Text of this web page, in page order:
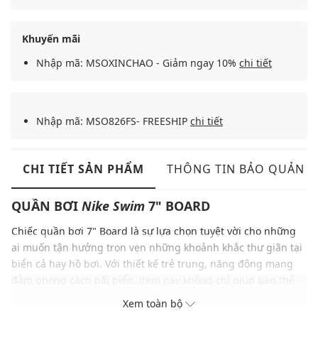
Khuyến mãi
Nhập mã: MSOXINCHAO - Giảm ngay 10% chi tiết
Nhập mã: MSO826FS- FREESHIP chi tiết
CHI TIẾT SẢN PHẨM THÔNG TIN BẢO QUẢN
QUẦN BƠI Nike Swim 7" BOARD
Chiếc quần bơi 7" Board là sự lựa chọn tuyệt vời cho những
ai muốn tận hưởng trọn vẹn những khoảnh khắc thư giãn tại
biển cả hay hồ bơi. Với thiết kế trẻ trung, năng động mang
hiện phong cách mà còn đảm bảo sự thoải mái tối đa. Quần
có độ che phủ toàn bộ phần thân dưới, được trang bị lớp
Xem toàn bộ